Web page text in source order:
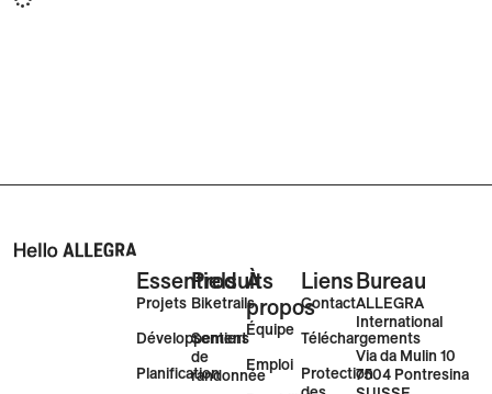
Essentiels
Projets
Développement
Planification
Produits
Biketrails
Sentiers
de
randonnée
À
propos
Équipe
Emploi
Liens
Contact
Téléchargements
Protection
Bureau
ALLEGRA
International
Via da Mulin 10
7504 Pontresina